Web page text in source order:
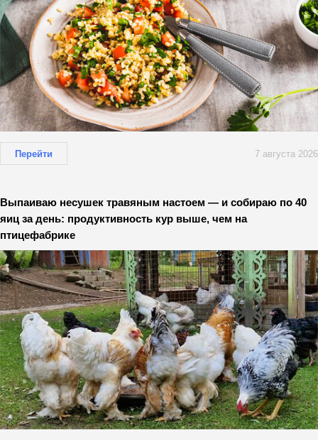
Перейти 7 августа 2026
Выпаиваю несушек травяным настоем — и собираю по 40
яиц за день: продуктивность кур выше, чем на
птицефабрике